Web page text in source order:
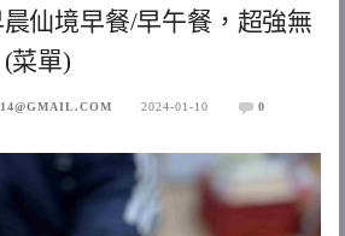
晨仙境早餐/早午餐，超強無
菜單)
2024-01-10 0